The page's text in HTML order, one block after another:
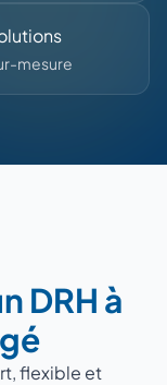
mesure
DRH à
flexible et